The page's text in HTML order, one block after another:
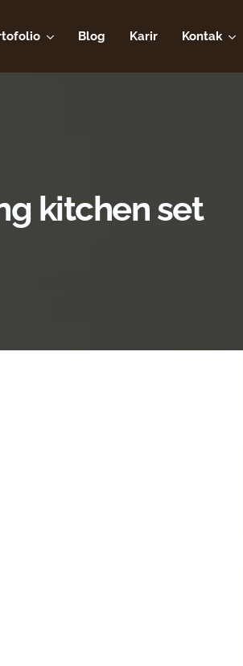
Blog Karir Kontak
kitchen set